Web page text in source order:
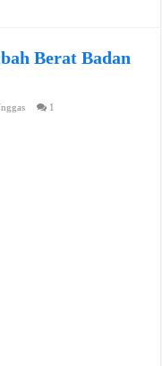
Berat Badan
1